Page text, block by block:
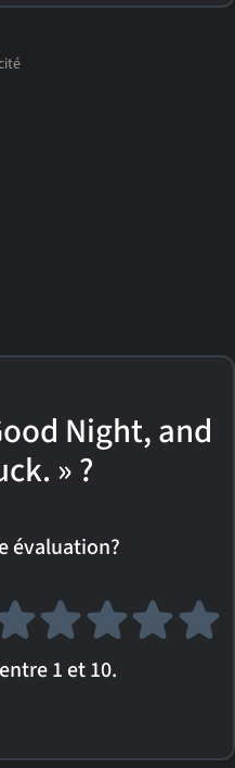
Night, and
» ?
évaluation?
1 et 10.